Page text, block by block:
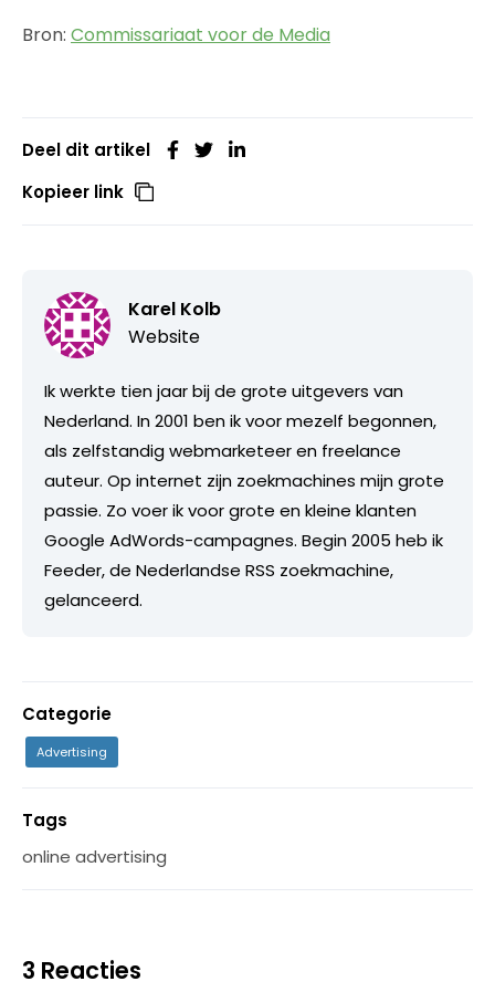
Bron: Commissariaat voor de Media
Deel dit artikel
Kopieer link
Karel Kolb
Website
Ik werkte tien jaar bij de grote uitgevers van
Nederland. In 2001 ben ik voor mezelf begonnen,
als zelfstandig webmarketeer en freelance
auteur. Op internet zijn zoekmachines mijn grote
passie. Zo voer ik voor grote en kleine klanten
Google AdWords-campagnes. Begin 2005 heb ik
Feeder, de Nederlandse RSS zoekmachine,
gelanceerd.
Categorie
Advertising
Tags
online advertising
3 Reacties